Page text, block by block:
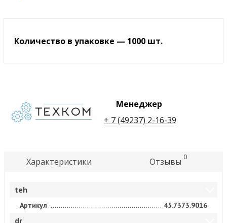
Количество в упаковке — 1000 шт.
Менеджер
+ 7 (49237) 2-16-39
Характеристики Отзывы 0
teh
Артикул 45.7373.9016
dr